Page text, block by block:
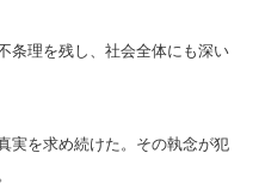
条理を残し、社会全体にも深い
実を求め続けた。その執念が犯